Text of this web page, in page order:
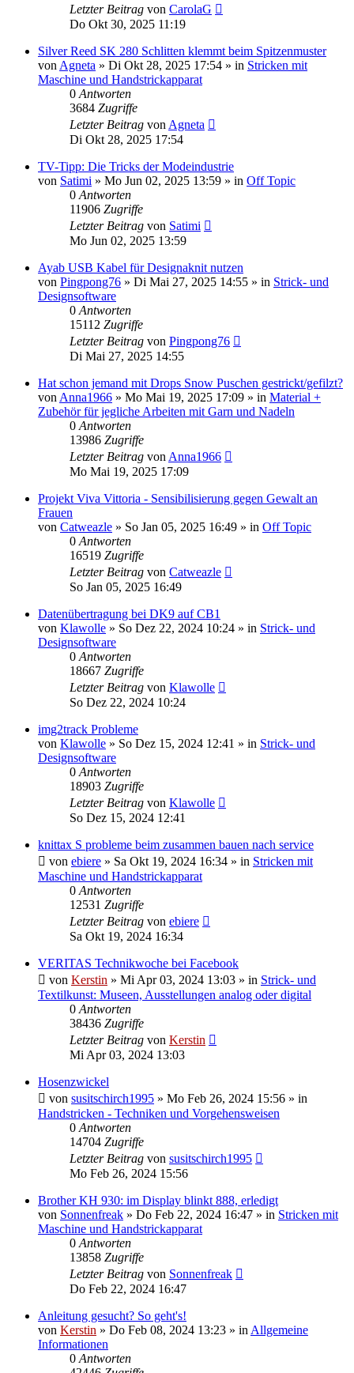
Letzter Beitrag von CarolaG
Do Okt 30, 2025 11:19
Silver Reed SK 280 Schlitten klemmt beim Spitzenmuster
von Agneta » Di Okt 28, 2025 17:54 » in Stricken mit
Maschine und Handstrickapparat
0 Antworten
3684 Zugriffe
Letzter Beitrag von Agneta
Di Okt 28, 2025 17:54
TV-Tipp: Die Tricks der Modeindustrie
von Satimi » Mo Jun 02, 2025 13:59 » in Off Topic
0 Antworten
11906 Zugriffe
Letzter Beitrag von Satimi
Mo Jun 02, 2025 13:59
Ayab USB Kabel für Designaknit nutzen
von Pingpong76 » Di Mai 27, 2025 14:55 » in Strick- und
Designsoftware
0 Antworten
15112 Zugriffe
Letzter Beitrag von Pingpong76
Di Mai 27, 2025 14:55
Hat schon jemand mit Drops Snow Puschen gestrickt/gefilzt?
von Anna1966 » Mo Mai 19, 2025 17:09 » in Material +
Zubehör für jegliche Arbeiten mit Garn und Nadeln
0 Antworten
13986 Zugriffe
Letzter Beitrag von Anna1966
Mo Mai 19, 2025 17:09
Projekt Viva Vittoria - Sensibilisierung gegen Gewalt an
Frauen
von Catweazle » So Jan 05, 2025 16:49 » in Off Topic
0 Antworten
16519 Zugriffe
Letzter Beitrag von Catweazle
So Jan 05, 2025 16:49
Datenübertragung bei DK9 auf CB1
von Klawolle » So Dez 22, 2024 10:24 » in Strick- und
Designsoftware
0 Antworten
18667 Zugriffe
Letzter Beitrag von Klawolle
So Dez 22, 2024 10:24
img2track Probleme
von Klawolle » So Dez 15, 2024 12:41 » in Strick- und
Designsoftware
0 Antworten
18903 Zugriffe
Letzter Beitrag von Klawolle
So Dez 15, 2024 12:41
knittax S probleme beim zusammen bauen nach service
von ebiere » Sa Okt 19, 2024 16:34 » in Stricken mit
Maschine und Handstrickapparat
0 Antworten
12531 Zugriffe
Letzter Beitrag von ebiere
Sa Okt 19, 2024 16:34
VERITAS Technikwoche bei Facebook
von Kerstin » Mi Apr 03, 2024 13:03 » in Strick- und
Textilkunst: Museen, Ausstellungen analog oder digital
0 Antworten
38436 Zugriffe
Letzter Beitrag von Kerstin
Mi Apr 03, 2024 13:03
Hosenzwickel
von susitschirch1995 » Mo Feb 26, 2024 15:56 » in
Handstricken - Techniken und Vorgehensweisen
0 Antworten
14704 Zugriffe
Letzter Beitrag von susitschirch1995
Mo Feb 26, 2024 15:56
Brother KH 930: im Display blinkt 888, erledigt
von Sonnenfreak » Do Feb 22, 2024 16:47 » in Stricken mit
Maschine und Handstrickapparat
0 Antworten
13858 Zugriffe
Letzter Beitrag von Sonnenfreak
Do Feb 22, 2024 16:47
Anleitung gesucht? So geht's!
von Kerstin » Do Feb 08, 2024 13:23 » in Allgemeine
Informationen
0 Antworten